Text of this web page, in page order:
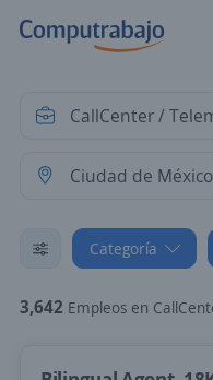
Categoría
3,642 Empleos en CallCenter /